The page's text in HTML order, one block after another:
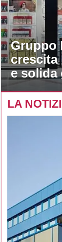
Gruppo
crescita
e solida
LA